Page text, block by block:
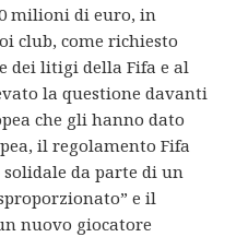
milioni di euro, in
club, come richiesto
dei litigi della Fifa e al
la questione davanti
che gli hanno dato
il regolamento Fifa
da parte di un
e il
nuovo giocatore